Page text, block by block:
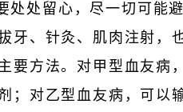
处处留心，尽一切可能
牙、针灸、肌肉注射，
要方法。对甲型血友病
；对乙型血友病，可以